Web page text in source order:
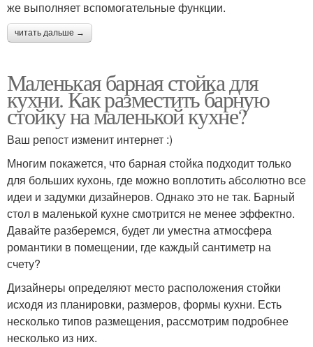
же выполняет вспомогательные функции.
читать дальше →
Маленькая барная стойка для
кухни. Как разместить барную
стойку на маленькой кухне?
Ваш репост изменит интернет :)
Многим покажется, что барная стойка подходит только
для больших кухонь, где можно воплотить абсолютно все
идеи и задумки дизайнеров. Однако это не так. Барный
стол в маленькой кухне смотрится не менее эффектно.
Давайте разберемся, будет ли уместна атмосфера
романтики в помещении, где каждый сантиметр на
счету?
Дизайнеры определяют место расположения стойки
исходя из планировки, размеров, формы кухни. Есть
несколько типов размещения, рассмотрим подробнее
несколько из них.